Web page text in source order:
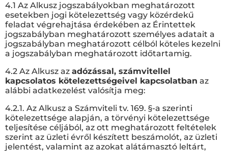
4.1 Az Alkusz jogszabályokban meghatározott
esetekben jogi kötelezettség vagy közérdekű
feladat végrehajtása érdekében az Érintettek
jogszabályban meghatározott személyes adatait a
jogszabályban meghatározott célból köteles kezelni
a jogszabályban meghatározott időtartamig.
4.2 Az Alkusz az adózással, számvitellel
kapcsolatos kötelezettségeivel kapcsolatban az
alábbi adatkezelést valósítja meg:
4.2.1. Az Alkusz a Számviteli tv. 169. §-a szerinti
kötelezettsége alapján, a törvényi kötelezettsége
teljesítése céljából, az ott meghatározott feltételek
szerint az üzleti évről készített beszámolót, az üzleti
jelentést, valamint az azokat alátámasztó leltárt,